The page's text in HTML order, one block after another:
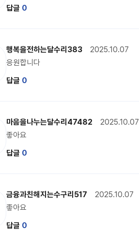
답글 0
터 이미지
행복을전하는달수리383
2025.10.07
응원합니다
답글 0
이미지
마음을나누는달수리47482
2025.10.07
좋아요
답글 0
터 이미지
금융과친해지는수구리517
2025.10.07
좋아요
답글 0